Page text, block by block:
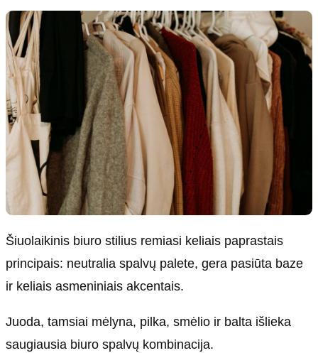
Šiuolaikinis biuro stilius remiasi keliais paprastais
principais: neutralia spalvų palete, gera pasiūta baze
ir keliais asmeniniais akcentais.
Juoda, tamsiai mėlyna, pilka, smėlio ir balta išlieka
saugiausia biuro spalvų kombinacija.